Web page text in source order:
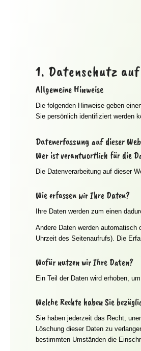
1. Datenschutz
Allgemeine Hinweise
Die folgenden Hinweise geben
Sie persönlich identifiziert werden
Datenerfassung auf dieser
Wer ist verantwortlich für die
Die Datenverarbeitung auf dieser
Wie erfassen wir Ihre Daten?
Ihre Daten werden zum einen
Andere Daten werden
Uhrzeit des Seitenaufrufs). Die
Wofür nutzen wir Ihre Daten?
Ein Teil der Daten wird erhoben,
Welche Rechte haben Sie
Sie haben jederzeit das Recht,
Löschung dieser Daten zu
bestimmten Umständen die